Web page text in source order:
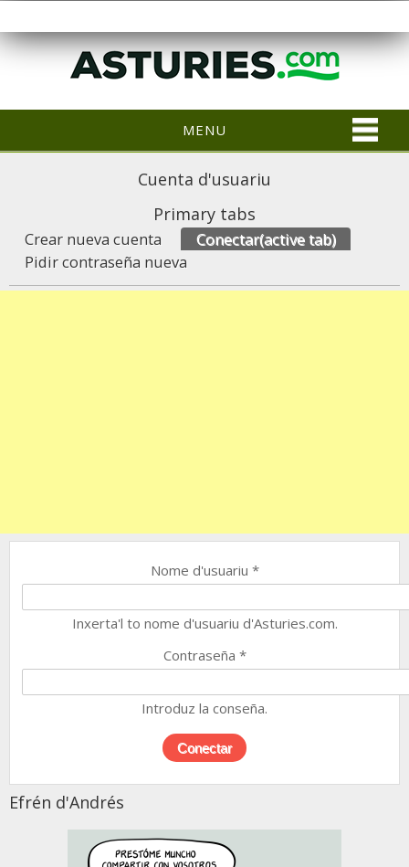
MENU
Cuenta d'usuariu
Primary tabs
Crear nueva cuenta Conectar(active tab)
Pidir contraseña nueva
Nome d'usuariu *
Inxerta'l to nome d'usuariu d'Asturies.com.
Contraseña *
Introduz la conseña.
Efrén d'Andrés